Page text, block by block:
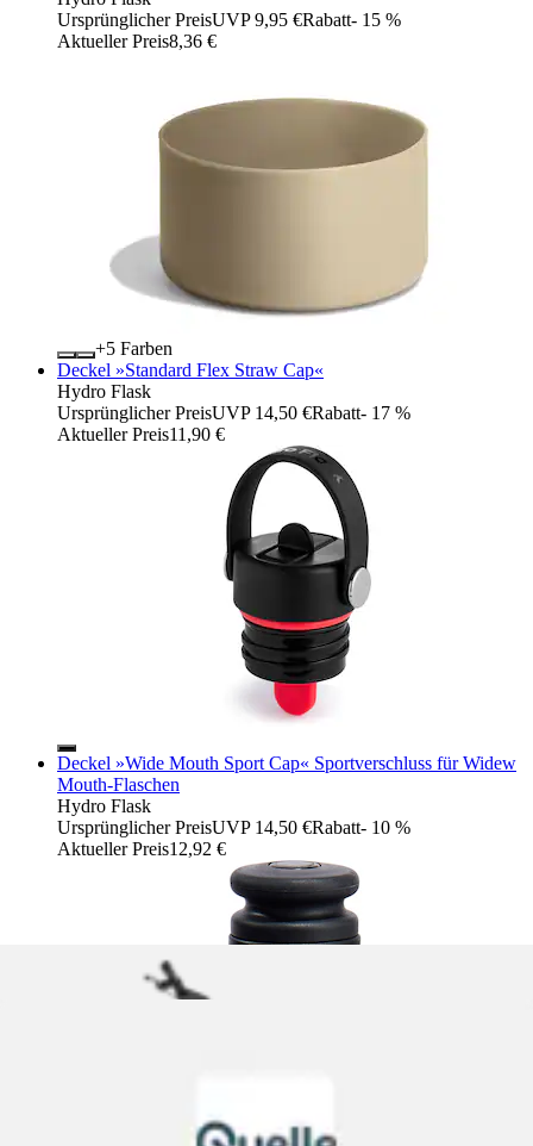
Ursprünglicher PreisUVP 9,95 €Rabatt- 15 %
Aktueller Preis8,36 €
+
Farben
Deckel »Standard Flex Straw Cap«
Hydro Flask
Ursprünglicher PreisUVP 14,50 €Rabatt- 17 %
Aktueller Preis11,90 €
Deckel »Wide Mouth Sport Cap« Sportverschluss für Widew
Mouth-Flaschen
Hydro Flask
Ursprünglicher PreisUVP 14,50 €Rabatt- 10 %
Aktueller Preis12,92 €